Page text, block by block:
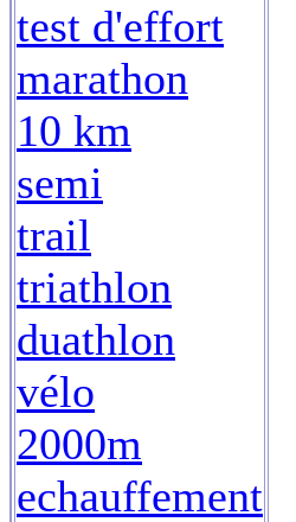
test d'effort
marathon
10 km
semi
trail
triathlon
duathlon
vélo
2000m
echauffement